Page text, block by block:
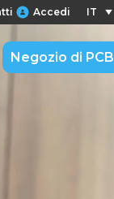
Accedi IT
Negozio di PCB